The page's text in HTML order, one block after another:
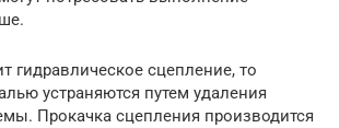
гидравлическое сцепление, то
устраняются путем удаления
Прокачка сцепления производится